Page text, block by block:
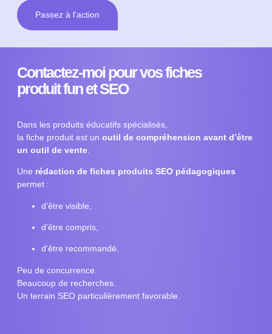
Passez à l'action
Contactez-moi pour vos fiches
produit fun et SEO
Dans les produits éducatifs spécialisés,
la fiche produit est un outil de compréhension avant d’être
un outil de vente
Une rédaction de fiches produits SEO pédagogiques
permet :
d’être visible,
d’être compris,
d’être recommandé.
Peu de concurrence.
Beaucoup de recherches.
Un terrain SEO particulièrement favorable.